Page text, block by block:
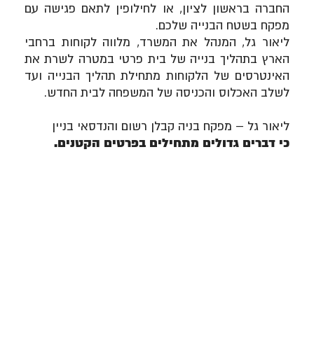
החברה בראשון לציון, או לחילופין לתאם פגישה עם
מפקח בשטח הבנייה שלכם.
ליאור גל, המנהל את המשרד, מלווה לקוחות ברחבי
הארץ בתהליך בנייה של בית פרטי במטרה לשרת את
האינטרסים של הלקוחות מתחילת תהליך הבנייה ועד
לשלב האכלוס והכניסה של המשפחה לבית החדש.
ליאור גל – מפקח בניה קבלן רשום והנדסאי בניין
כי דברים גדולים מתחילים בפרטים הקטנים.